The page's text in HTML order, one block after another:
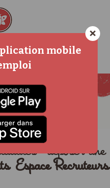
déposer une
Espace Recruteurs
×
mobile